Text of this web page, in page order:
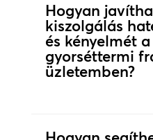
Hogyan
kiszolgálás
és kényelmét a
gyorséttermi
üzletemben?